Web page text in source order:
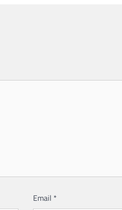
Email *